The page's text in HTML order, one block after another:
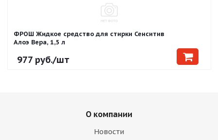
ФРОШ Жидкое средство для стирки Сенситив
Алоэ Вера, 1,5 л
977 руб./шт
О компании
Новости